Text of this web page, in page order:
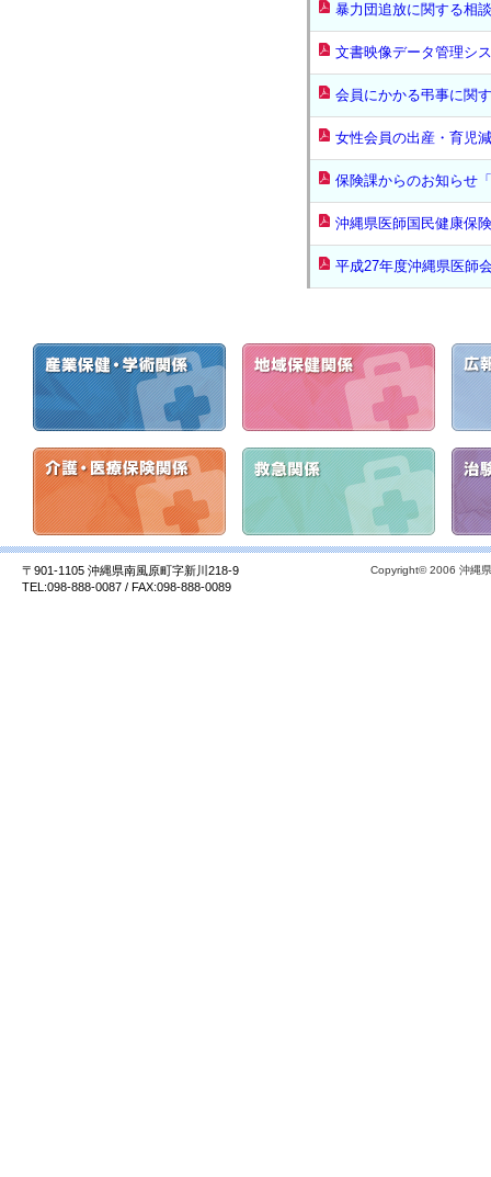
暴力団追放に関する相
文書映像データ管理シ
会員にかかる弔事に関
女性会員の出産・育児
保険課からのお知らせ
沖縄県医師国民健康保
平成27年度沖縄県医師
〒901-1105 沖縄県南風原町字新川218-9
TEL:098-888-0087 / FAX:098-888-0089
Copyright© 2006 沖縄